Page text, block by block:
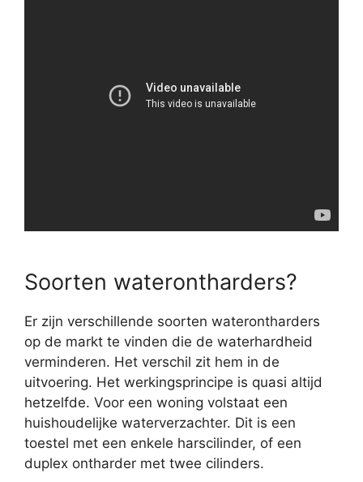
Soorten waterontharders?
Er zijn verschillende soorten waterontharders
op de markt te vinden die de waterhardheid
verminderen. Het verschil zit hem in de
uitvoering. Het werkingsprincipe is quasi altijd
hetzelfde. Voor een woning volstaat een
huishoudelijke waterverzachter. Dit is een
toestel met een enkele harscilinder, of een
duplex ontharder met twee cilinders.